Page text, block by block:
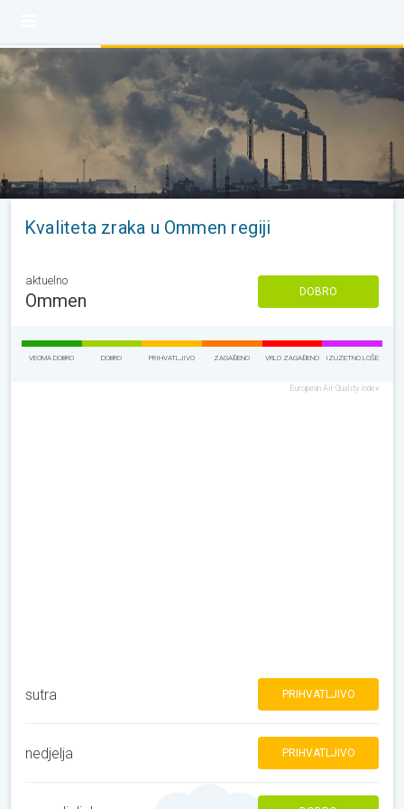
Kvaliteta zraka u Ommen regiji
aktuelno
Ommen DOBRO
VEOMA DOBRO DOBRO PRIHVATLJIVO ZAGAĐENO VRLO ZAGAĐENO IZUZETNO LOŠE
European Air Quality Index
sutra PRIHVATLJIVO
nedjelja PRIHVATLJIVO